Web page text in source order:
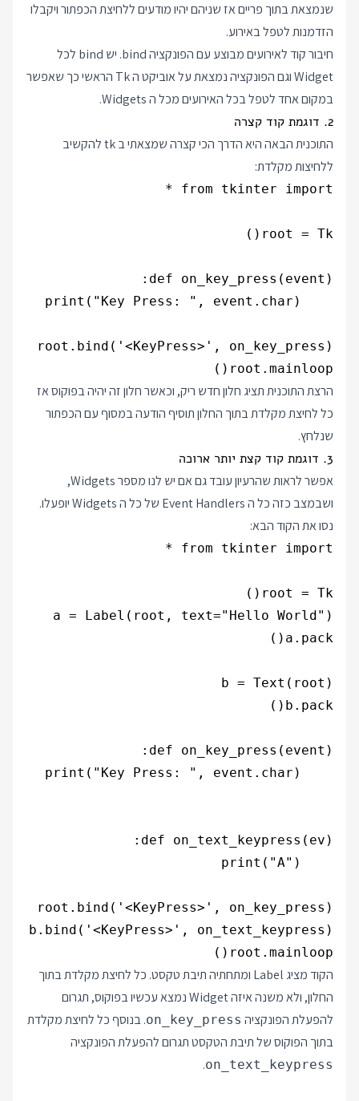
שנמצאת בתוך פריים אז שניהם יהיו מודעים ללחיצת הכפתור ויקבלו
הזדמנות לטפל באירוע.
חיבור קוד לאירועים מבוצע עם הפונקציה bind. יש bind לכל
Widget וגם הפונקציה נמצאת על אוביקט ה Tk הראשי כך שאפשר
במקום אחד לטפל בכל האירועים מכל ה Widgets.
2. דוגמת קוד קצרה
התוכנית הבאה היא הדרך הכי קצרה שמצאתי ב tk להקשיב
ללחיצות מקלדת:
root.mainloop()
הרצת התוכנית תציג חלון חדש ריק, וכאשר חלון זה יהיה בפוקוס אז
כל לחיצת מקלדת בתוך החלון תוסיף הודעה במסוף עם הכפתור
שנלחץ.
3. דוגמת קוד קצת יותר ארוכה
אפשר לראות שהרעיון עובד גם אם יש לנו מספר Widgets,
ושבמצב כזה כל ה Event Handlers של כל ה Widgets יופעלו.
נסו את הקוד הבא:
root.mainloop()
הקוד מציג Label ומתחתיה תיבת טקסט. כל לחיצת מקלדת בתוך
החלון, ולא משנה איזה Widget נמצא עכשיו בפוקוס, תגרום
להפעלת הפונקציה on_key_press. בנוסף כל לחיצת מקלדת
בתוך הפוקוס של תיבת הטקסט תגרום להפעלת הפונקציה
on_text_keypress
.